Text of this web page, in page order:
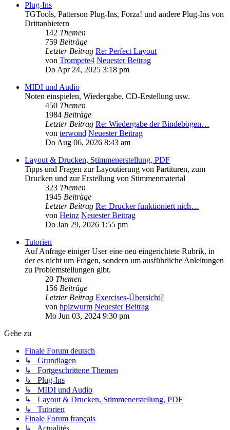
Plug-Ins
TGTools, Patterson Plug-Ins, Forza! und andere Plug-Ins von
Drittanbietern
142 Themen
759 Beiträge
Letzter Beitrag Re: Perfect Layout
von Trompete4 Neuester Beitrag
Do Apr 24, 2025 3:18 pm
MIDI und Audio
Noten einspielen, Wiedergabe, CD-Erstellung usw.
450 Themen
1984 Beiträge
Letzter Beitrag Re: Wiedergabe der Bindebögen…
von terwond Neuester Beitrag
Do Aug 06, 2026 8:43 am
Layout & Drucken, Stimmenerstellung, PDF
Tipps und Fragen zur Layoutierung von Partituren, zum
Drucken und zur Erstellung von Stimmenmaterial
323 Themen
1945 Beiträge
Letzter Beitrag Re: Drucker funktioniert nich…
von Heinz Neuester Beitrag
Do Jan 29, 2026 1:55 pm
Tutorien
Auf Anfrage einiger User eine neu eingerichtete Rubrik, in
der es nicht um Fragen, sondern um ausführliche Anleitungen
zu Problemstellungen gibt.
20 Themen
156 Beiträge
Letzter Beitrag Exercises-Übersicht?
von hplzwurm Neuester Beitrag
Mo Jun 03, 2024 9:30 pm
Gehe zu
Finale Forum deutsch
↳ Grundlagen
↳ Fortgeschrittene Themen
↳ Plug-Ins
↳ MIDI und Audio
↳ Layout & Drucken, Stimmenerstellung, PDF
↳ Tutorien
Finale Forum français